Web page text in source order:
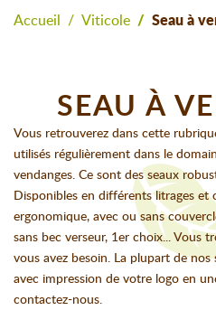
Accueil Viticole Seau à
SEAU À
Vous retrouverez dans cette
utilisés régulièrement dans le
vendanges. Ce sont des seaux
Disponibles en différents litrages et
ergonomique, avec ou sans
sans bec verseur, 1er choix... Vous
vous avez besoin. La plupart de nos
avec impression de votre logo en
contactez-nous.